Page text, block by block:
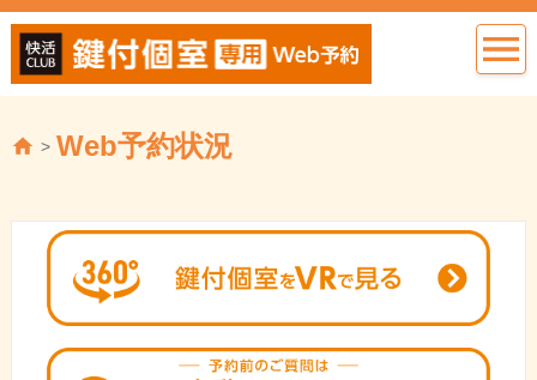
> Web予約状況